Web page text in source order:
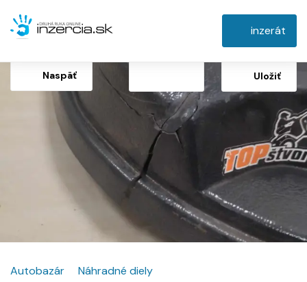
inzerát
Naspäť Uložiť
Autobazár Náhradné diely